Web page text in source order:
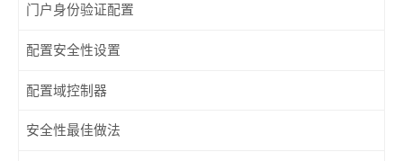
门户身份验证配置
配置安全性设置
配置域控制器
安全性最佳做法